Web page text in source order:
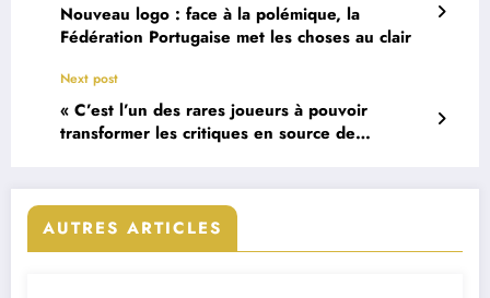
Nouveau logo : face à la polémique, la
Fédération Portugaise met les choses au clair
Next post
« C’est l’un des rares joueurs à pouvoir
transformer les critiques en source de
AUTRES ARTICLES